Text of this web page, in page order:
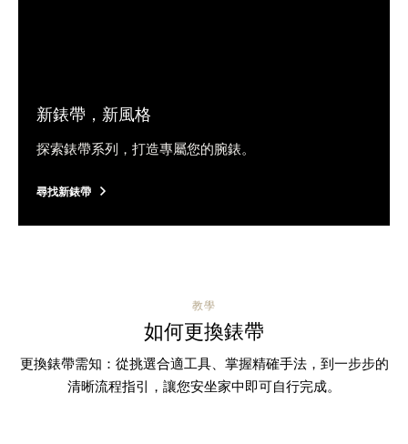
新錶帶，新風格
探索錶帶系列，打造專屬您的腕錶。
尋找新錶帶
教學
如何更換錶帶
更換錶帶需知：從挑選合適工具、掌握精確手法，到一步步的
清晰流程指引，讓您安坐家中即可自行完成。